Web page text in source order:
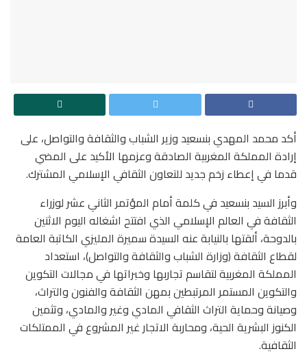
أكد محمد المهدي بنسعيد وزير الشباب والثقافة والتواصل، على
إرادة المملكة المغربية الصادقة وعزمها الأكيد على المضي
قدما في إعطاء زخم جديد للتعاون الثقافي الإسلامي المشترك.
وأبرز السيد بنسعيد في كلمة أمام المؤتمر الثاني عشر لوزراء
الثقافة في العالم الإسلامي الذي افتتح اشغاله اليوم الاثنين
بالدوحة، ألقتها بالنيابة عنه السيدة سميرة المليزي الكاتبة العامة
لقطاع الثقافة (وزارة الشباب والثقافة والتواصل)، استعداد
المملكة المغربية لتقاسم تجاربها وخبراتها في مجالات التكوين
والتكوين المستمر المرتبطين بمهن الثقافة والفنون والتراث،
وصيانة وحماية التراث الثقافي المادي وغير والمادي، وتثمين
الكنوز البشرية الحية، ومحاربة الاتجار غير المشروع في الممتلكات
الثقافية.